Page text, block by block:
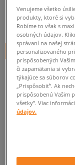
180€cena
+ 180 BODOV V
Informujte
Ak bude položka
Veľkosti
Venujeme všetko
produkty, ktoré si
Robíme to však s
osobných údajov.
správaní na našej
personalizovaného
prispôsobených
či zapamätania si
týkajúce sa súborov
„Prispôsobiť”. Ak
prispôsobenú Vašim
všetky”. Viac
údajov.